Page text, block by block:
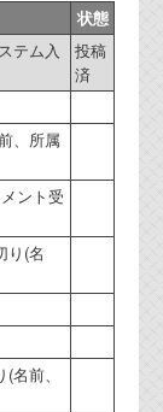
状態
テム入
投稿
済
、所属
ント受
り(名
前、